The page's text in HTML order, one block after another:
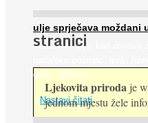
ulje sprječava moždani
Maslinovo ulje, kao osnova
dalje. Njihovo ...
Nastavi čitati
stranici
Ljekovita priroda je
jednom mjestu žele